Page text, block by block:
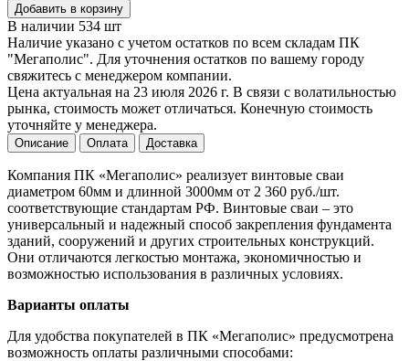
Добавить в корзину
В наличии 534 шт
Наличие указано с учетом остатков по всем складам ПК
"Мегаполис". Для уточнения остатков по вашему городу
свяжитесь с менеджером компании.
Цена актуальная на 23 июля 2026 г. В связи с волатильностью
рынка, стоимость может отличаться. Конечную стоимость
уточняйте у менеджера.
Описание Оплата Доставка
Компания ПК «Мегаполис» реализует винтовые сваи
диаметром 60мм и длинной 3000мм от 2 360 руб./шт.
соответствующие стандартам РФ. Винтовые сваи – это
универсальный и надежный способ закрепления фундамента
зданий, сооружений и других строительных конструкций.
Они отличаются легкостью монтажа, экономичностью и
возможностью использования в различных условиях.
Варианты оплаты
Для удобства покупателей в ПК «Мегаполис» предусмотрена
возможность оплаты различными способами: